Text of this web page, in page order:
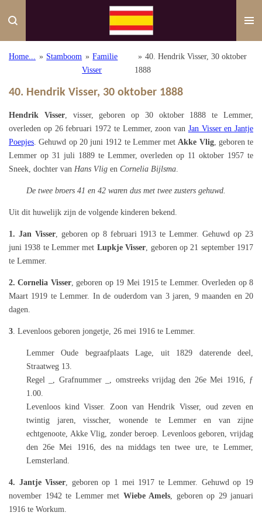
direct
de
Home... » Stamboom » Familie
Visser
» 40. Hendrik Visser, 30 oktober
1888
40. Hendrik Visser, 30 oktober 1888
Hendrik Visser, visser, geboren op 30 oktober 1888 te Lemmer,
overleden op 26 februari 1972 te Lemmer, zoon van Jan Visser en Jantje
Poepjes. Gehuwd op 20 juni 1912 te Lemmer met Akke Vlig, geboren te
Lemmer op 31 juli 1889 te Lemmer, overleden op 11 oktober 1957 te
Sneek, dochter van Hans Vlig en Cornelia Bijlsma.
De twee broers 41 en 42 waren dus met twee zusters gehuwd.
Uit dit huwelijk zijn de volgende kinderen bekend.
1. Jan Visser, geboren op 8 februari 1913 te Lemmer. Gehuwd op 23
juni 1938 te Lemmer met Lupkje Visser, geboren op 21 september 1917
te Lemmer.
2. Cornelia Visser, geboren op 19 Mei 1915 te Lemmer. Overleden op 8
Maart 1919 te Lemmer. In de ouderdom van 3 jaren, 9 maanden en 20
dagen.
3. Levenloos geboren jongetje, 26 mei 1916 te Lemmer.
Lemmer Oude begraafplaats Lage, uit 1829 daterende deel,
Straatweg 13.
Regel _, Grafnummer _, omstreeks vrijdag den 26e Mei 1916, ƒ
1.00.
Levenloos kind Visser. Zoon van Hendrik Visser, oud zeven en
twintig jaren, visscher, wonende te Lemmer en van zijne
echtgenoote, Akke Vlig, zonder beroep. Levenloos geboren, vrijdag
den 26e Mei 1916, des na middags ten twee ure, te Lemmer,
Lemsterland.
4. Jantje Visser, geboren op 1 mei 1917 te Lemmer. Gehuwd op 19
november 1942 te Lemmer met Wiebe Amels, geboren op 29 januari
1916 te Workum.